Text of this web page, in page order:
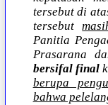
tersebut di
tersebut
Panitia
Prasarana
bersifal final
berupa
bahwa